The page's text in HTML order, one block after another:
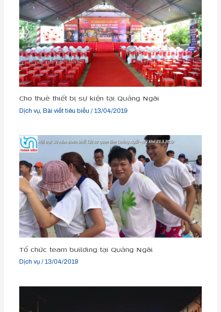
Cho thuê thiết bị sự kiện tại Quảng Ngãi
Dịch vụ ,Bài viết tiêu biểu /13/04/2019
Tổ chức team building tại Quảng Ngãi
Dịch vụ /13/04/2019